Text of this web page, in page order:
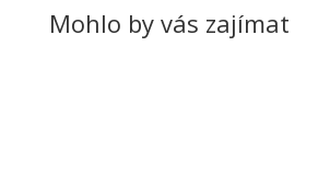
Mohlo by vás zajímat